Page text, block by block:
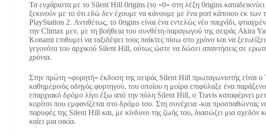
Τα ευχάριστα με το Silent Hill 0rigins (το «0» στη λέξη 0rigins
ξεκινούν με το ότι εδώ δεν έχουμε να κάνουμε με ένα port κάποιου εκ των
PlayStation 2. Αντιθέτως, το 0rigins είναι ένα εντελώς νέο παιχνίδι,
την Climax μεν, με τη βοήθεια του συνθέτη-παραγωγού της σειράς Akira
Konami επιθυμεί να ταξιδέψει τους παίκτες πίσω στο χρόνο και να
γεγονότα του αρχικού Silent Hill, ούτως ώστε να δώσει απαντήσεις σε
χρόνια.
Στην πρώτη «φορητή» έκδοση της σειράς Silent Hill πρωταγωνιστής είναι
καθημερινός οδηγός φορτηγού, του οποίου η μοίρα επιφύλαξε ένα
επαρχιακό δρόμο λίγο έξω από την πόλη Silent Hill, ο Travis καταφέρνει
κορίτσι που εμφανίζεται στο δρόμο του. Στη συνέχεια -και προσπαθώντας
παρυφές της Silent Hill και, με κίνδυνο της ζωής του, διασώζει μια σχεδόν
καίει μια οικία.